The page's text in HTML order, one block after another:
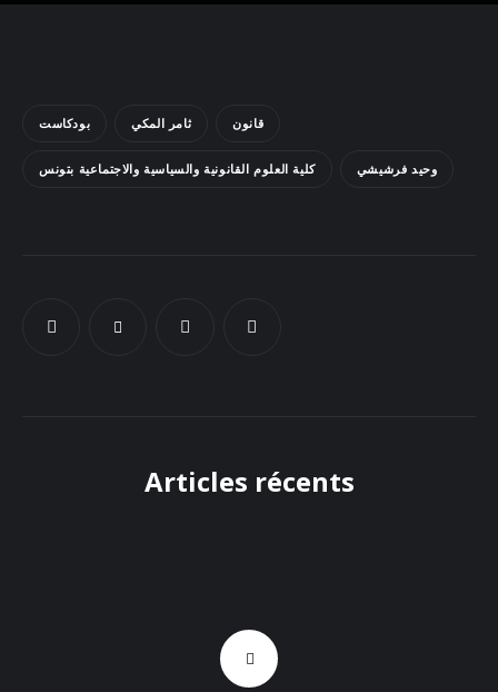
Articles
Docs
Sounds
بودكاست ثامر المكي قانون
كلية العلوم القانونية والسياسية والاجتماعية بتونس وحيد فرشيشي
Articles récents